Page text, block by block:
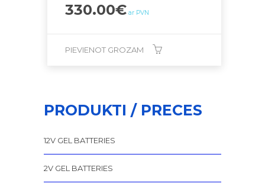
330.00€ ar PVN
PIEVIENOT GROZAM
PRODUKTI / PRECES
12V GEL BATTERIES
2V GEL BATTERIES